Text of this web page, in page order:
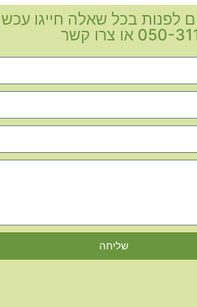
לפנות בכל שאלה חייגו
או צרו קשר
שליחה